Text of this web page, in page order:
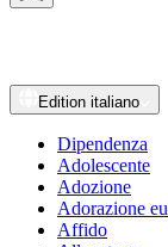
Edition italiano
Dipendenza
Adolescente
Adozione
Adorazione
Affido